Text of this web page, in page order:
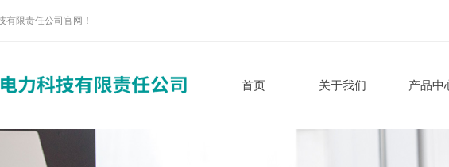
有限责任公司官网！
首页 关于我们 产品中